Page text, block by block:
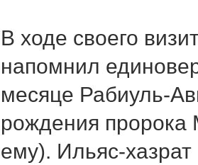
В ходе своего
напомнил
месяце Рабиуль-
рождения
ему). Ильяс-